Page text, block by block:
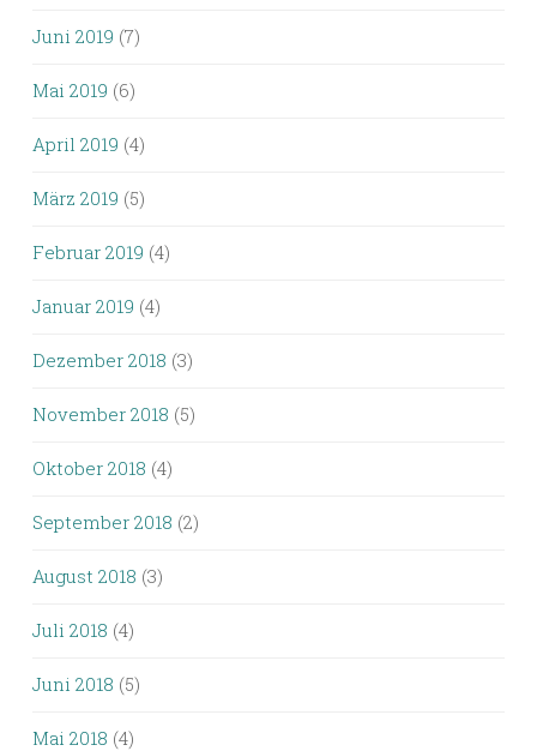
Juni 2019 (7)
Mai 2019 (6)
April 2019 (4)
März 2019 (5)
Februar 2019 (4)
Januar 2019 (4)
Dezember 2018 (3)
November 2018 (5)
Oktober 2018 (4)
September 2018 (2)
August 2018 (3)
Juli 2018 (4)
Juni 2018 (5)
Mai 2018 (4)